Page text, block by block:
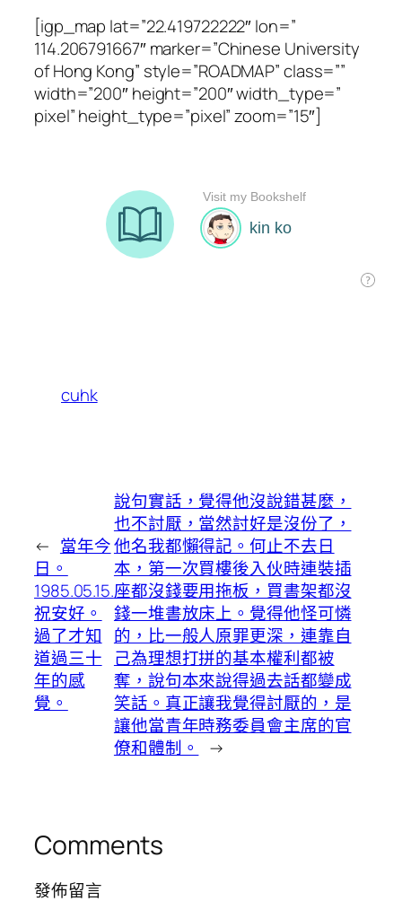
[igp_map lat=”22.419722222″ lon=”
114.206791667″ marker=”Chinese University
of Hong Kong” style=”ROADMAP” class=””
width=”200″ height=”200″ width_type=”
pixel” height_type=”pixel” zoom=”15″]
cuhk
← 當年今
日。
1985.05.15.
祝安好。
過了才知
道過三十
年的感
覺。
說句實話，覺得他沒說錯甚麼，
也不討厭，當然討好是沒份了，
他名我都懶得記。何止不去日
本，第一次買樓後入伙時連裝插
座都沒錢要用拖板，買書架都沒
錢一堆書放床上。覺得他怪可憐
的，比一般人原罪更深，連靠自
己為理想打拼的基本權利都被
奪，說句本來說得過去話都變成
笑話。真正讓我覺得討厭的，是
讓他當青年時務委員會主席的官
僚和體制。
→
Comments
發佈留言